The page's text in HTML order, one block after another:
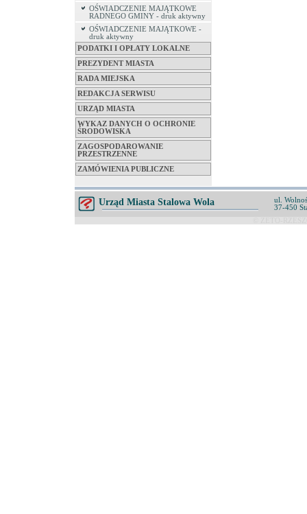
OŚWIADCZENIE MAJĄTKOWE
RADNEGO GMINY - druk aktywny
OŚWIADCZENIE MAJĄTKOWE -
druk aktywny
PODATKI I OPŁATY LOKALNE
PREZYDENT MIASTA
RADA MIEJSKA
REDAKCJA SERWISU
URZĄD MIASTA
WYKAZ DANYCH O OCHRONIE
ŚRODOWISKA
ZAGOSPODAROWANIE
PRZESTRZENNE
ZAMÓWIENIA PUBLICZNE
Urząd Miasta Stalowa Wola
ul.
37-450